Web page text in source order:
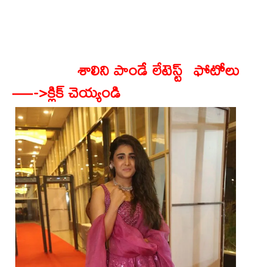
శాలిని పాండే లేటెస్ట్ ఫోటోలు
—->క్లిక్ చెయ్యండి